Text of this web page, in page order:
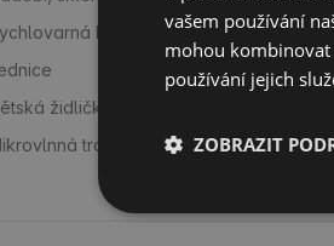
konvice
židlička
trouba
vašem používání
mohou
používání jejich
ZOBRAZIT